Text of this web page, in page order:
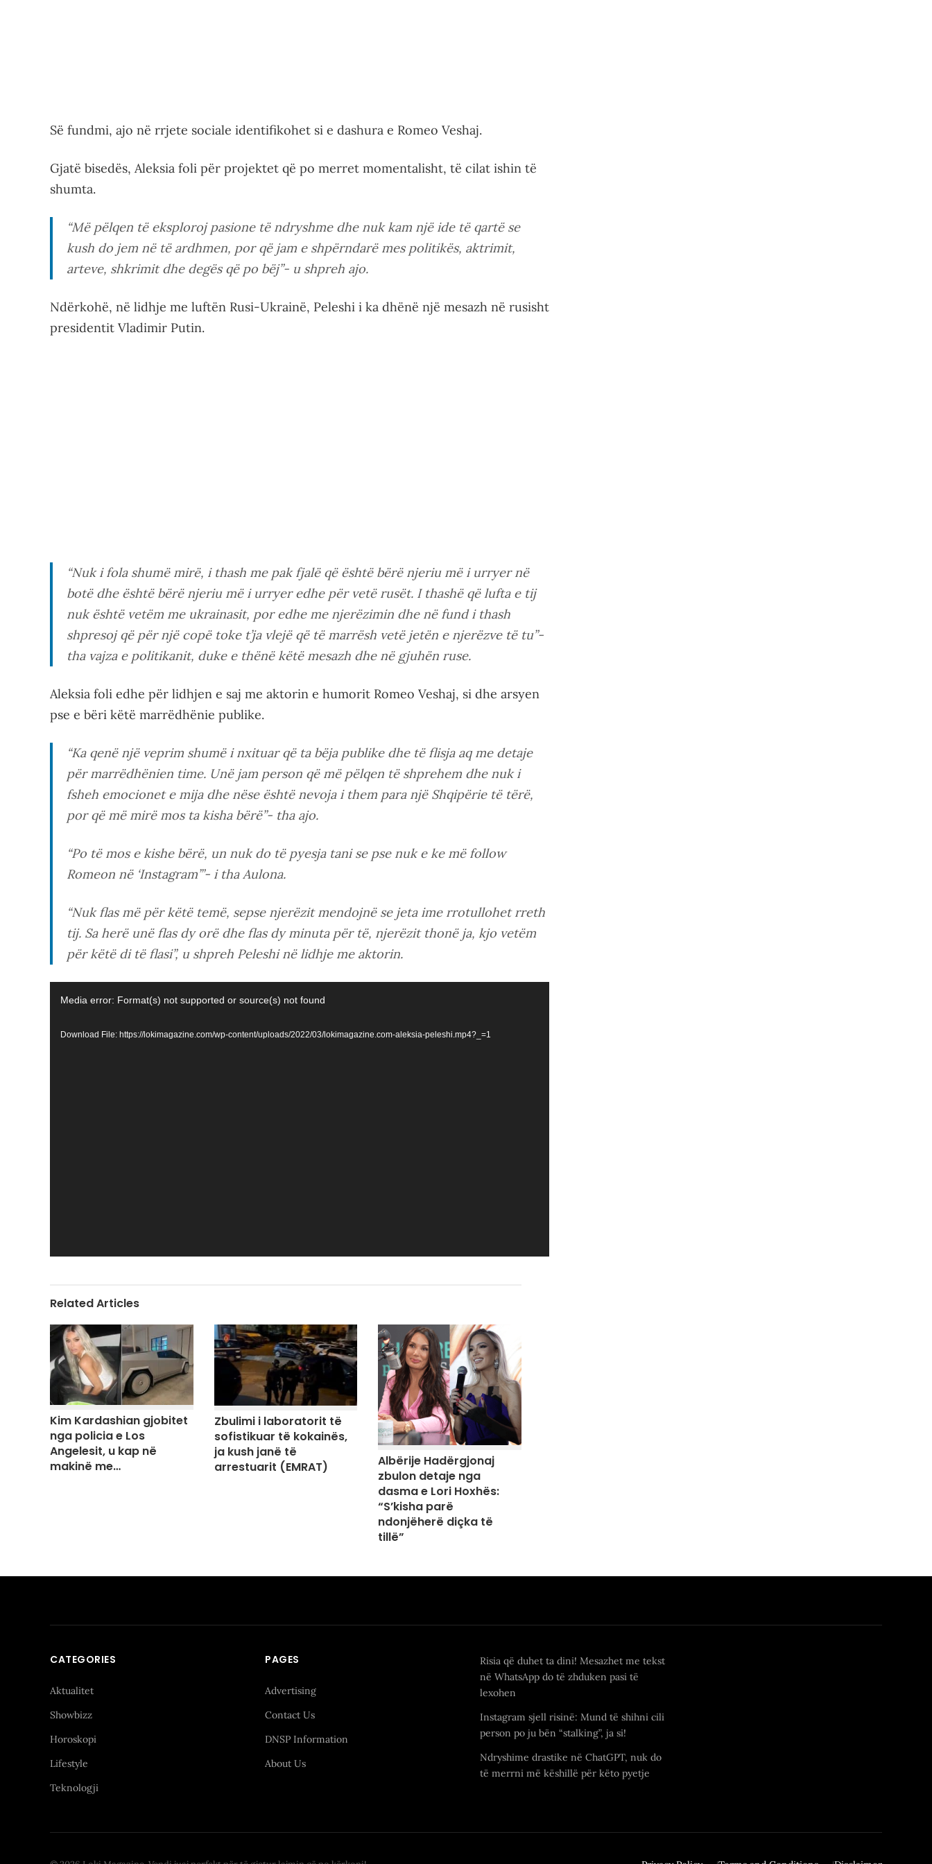
Së fundmi, ajo në rrjete sociale identifikohet si e dashura e Romeo Veshaj.
Gjatë bisedës, Aleksia foli për projektet që po merret momentalisht, të cilat ishin të
shumta.
“Më pëlqen të eksploroj pasione të ndryshme dhe nuk kam një ide të qartë se
kush do jem në të ardhmen, por që jam e shpërndarë mes politikës, aktrimit,
arteve, shkrimit dhe degës që po bëj”- u shpreh ajo.
Ndërkohë, në lidhje me luftën Rusi-Ukrainë, Peleshi i ka dhënë një mesazh në rusisht
presidentit Vladimir Putin.
“Nuk i fola shumë mirë, i thash me pak fjalë që është bërë njeriu më i urryer në
botë dhe është bërë njeriu më i urryer edhe për vetë rusët. I thashë që lufta e tij
nuk është vetëm me ukrainasit, por edhe me njerëzimin dhe në fund i thash
shpresoj që për një copë toke t’ja vlejë që të marrësh vetë jetën e njerëzve të tu”-
tha vajza e politikanit, duke e thënë këtë mesazh dhe në gjuhën ruse.
Aleksia foli edhe për lidhjen e saj me aktorin e humorit Romeo Veshaj, si dhe arsyen
pse e bëri këtë marrëdhënie publike.
“Ka qenë një veprim shumë i nxituar që ta bëja publike dhe të flisja aq me detaje
për marrëdhënien time. Unë jam person që më pëlqen të shprehem dhe nuk i
fsheh emocionet e mija dhe nëse është nevoja i them para një Shqipërie të tërë,
por që më mirë mos ta kisha bërë”- tha ajo.
“Po të mos e kishe bërë, un nuk do të pyesja tani se pse nuk e ke më follow
Romeon në ‘Instagram’”- i tha Aulona.
“Nuk flas më për këtë temë, sepse njerëzit mendojnë se jeta ime rrotullohet rreth
tij. Sa herë unë flas dy orë dhe flas dy minuta për të, njerëzit thonë ja, kjo vetëm
për këtë di të flasi”, u shpreh Peleshi në lidhje me aktorin.
Media error: Format(s) not supported or source(s) not found
Download File: https://lokimagazine.com/wp-content/uploads/2022/03/lokimagazine.com-aleksia-peleshi.mp4?_=1
Related Articles
Kim Kardashian gjobitet
nga policia e Los
Angelesit, u kap në
makinë me…
Zbulimi i laboratorit të
sofistikuar të kokainës,
ja kush janë të
arrestuarit (EMRAT)
Albërije Hadërgjonaj
zbulon detaje nga
dasma e Lori Hoxhës:
“S’kisha parë
ndonjëherë diçka të
tillë”
CATEGORIES
Aktualitet
Showbizz
Horoskopi
Lifestyle
Teknologji
PAGES
Advertising
Contact Us
DNSP Information
About Us
Risia që duhet ta dini! Mesazhet me tekst
në WhatsApp do të zhduken pasi të
lexohen
Instagram sjell risinë: Mund të shihni cili
person po ju bën “stalking”, ja si!
Ndryshime drastike në ChatGPT, nuk do
të merrni më këshillë për këto pyetje